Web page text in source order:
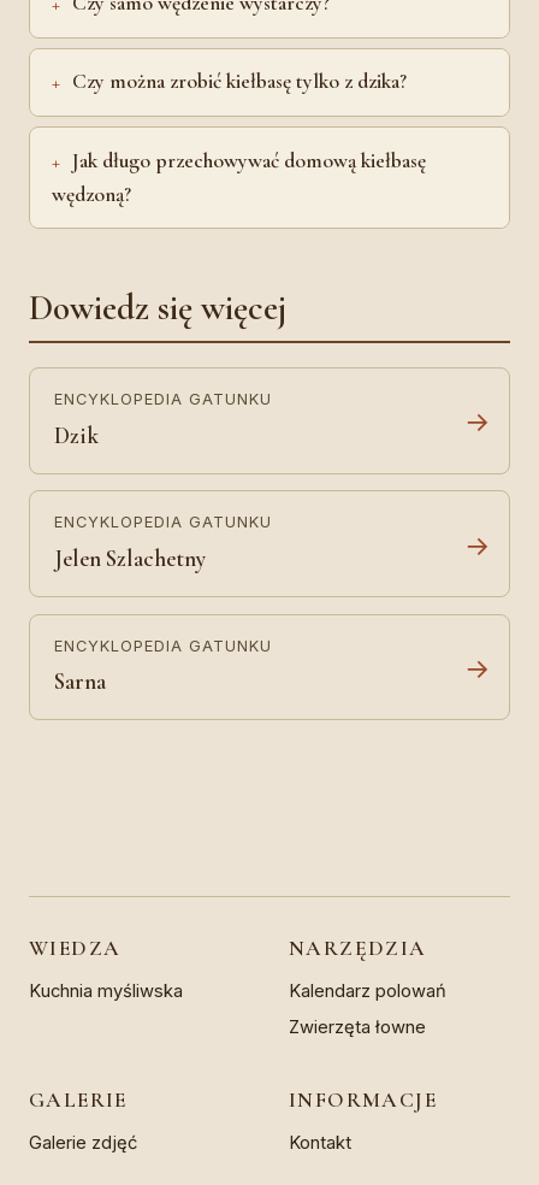
Czy można zrobić kiełbasę tylko z dzika?
Jak długo przechowywać domową kiełbasę
wędzoną?
Dowiedz się więcej
ENCYKLOPEDIA GATUNKU
Dzik →
ENCYKLOPEDIA GATUNKU
Jelen Szlachetny →
ENCYKLOPEDIA GATUNKU
Sarna →
WIEDZA
Kuchnia myśliwska
NARZĘDZIA
Kalendarz polowań
Zwierzęta łowne
GALERIE
Galerie zdjęć
INFORMACJE
Kontakt